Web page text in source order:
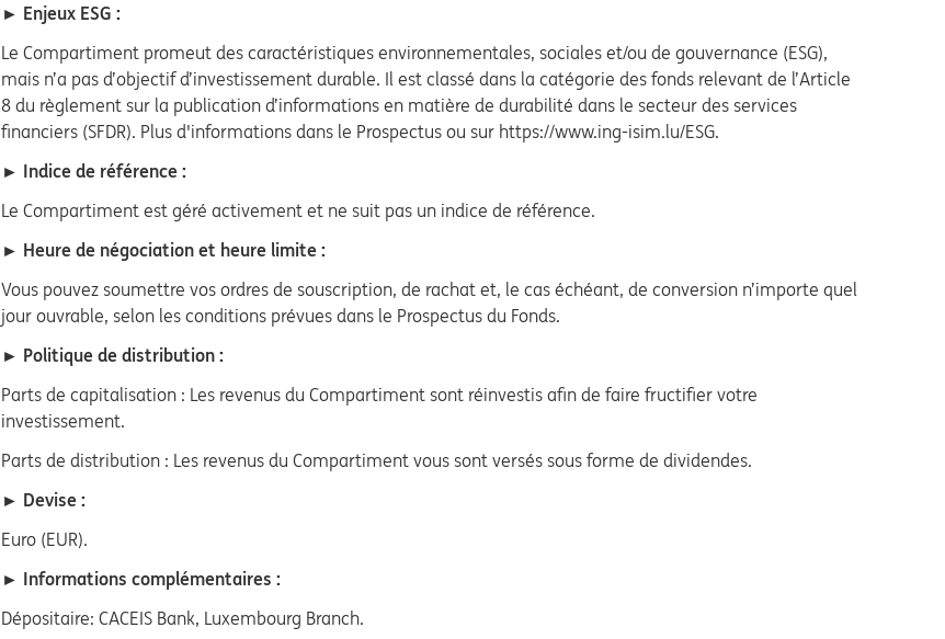
► Enjeux ESG :
Le Compartiment promeut des caractéristiques environnementales, sociales et/ou de gouvernance (ESG),
mais n’a pas d’objectif d’investissement durable. Il est classé dans la catégorie des fonds relevant de l’Article
8 du règlement sur la publication d’informations en matière de durabilité dans le secteur des services
financiers (SFDR). Plus d'informations dans le Prospectus ou sur https://www.ing-isim.lu/ESG.
► Indice de référence :
Le Compartiment est géré activement et ne suit pas un indice de référence.
► Heure de négociation et heure limite :
Vous pouvez soumettre vos ordres de souscription, de rachat et, le cas échéant, de conversion n’importe quel
jour ouvrable, selon les conditions prévues dans le Prospectus du Fonds.
► Politique de distribution :
Parts de capitalisation : Les revenus du Compartiment sont réinvestis afin de faire fructifier votre
investissement.
Parts de distribution : Les revenus du Compartiment vous sont versés sous forme de dividendes.
► Devise :
Euro (EUR).
► Informations complémentaires :
Dépositaire: CACEIS Bank, Luxembourg Branch.